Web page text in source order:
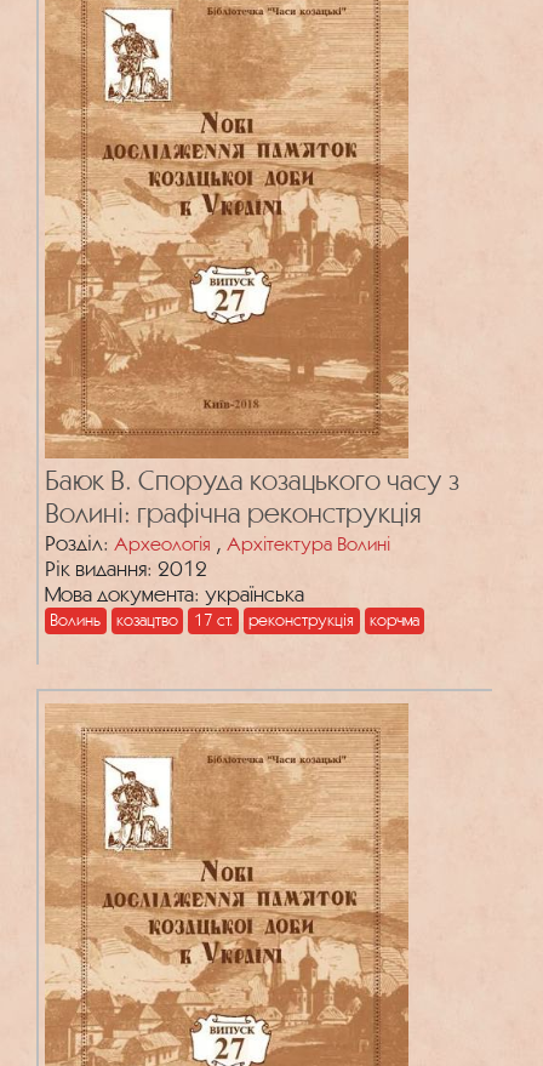
Баюк В. Споруда козацького часу з
Волині: графічна реконструкція
Розділ: Археологія , Архітектура Волині
Рік видання: 2012
Мова документа: українська
Волинь козацтво 17 ст. реконструкція корчма